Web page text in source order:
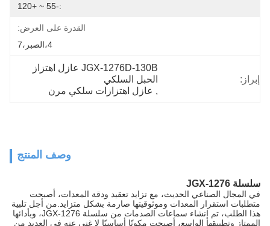
:-55 ~ +120
القدرة على العرض:
4،الصبر،7
إبراز:
JGX-1276D-130B عازل اهتزاز
الحبل السلكي
, عازل اهتزازات سلكي مرن
وصف المنتج
سلسلة JGX-1276
في المجال الصناعي الحديث، مع تزايد تعقيد ودقة المعدات، أصبحت
متطلبات استقرار المعدات وموثوقيتها صارمة بشكل متزايد.من أجل تلبية
هذا الطلب، تم إنشاء سماعات الصدمات من سلسلة JGX-1276، وبأدائها
الممتاز وتطبيقها الواسع، أصبحت مكونًا أساسيًا لا غنى عنه في العديد من